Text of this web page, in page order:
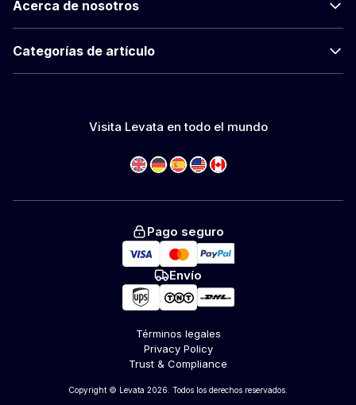
Acerca de nosotros
Categorías de artículo
Visita Levata en todo el mundo
Pago seguro
Envío
Términos legales
Privacy Policy
Trust & Compliance
Copyright © Levata 2026. Todos los derechos reservados.